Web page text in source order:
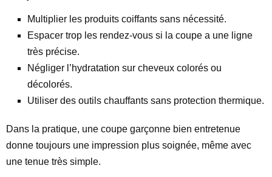
Multiplier les produits coiffants sans nécessité.
Espacer trop les rendez-vous si la coupe a une ligne
très précise.
Négliger l’hydratation sur cheveux colorés ou
décolorés.
Utiliser des outils chauffants sans protection thermique.
Dans la pratique, une coupe garçonne bien entretenue
donne toujours une impression plus soignée, même avec
une tenue très simple.